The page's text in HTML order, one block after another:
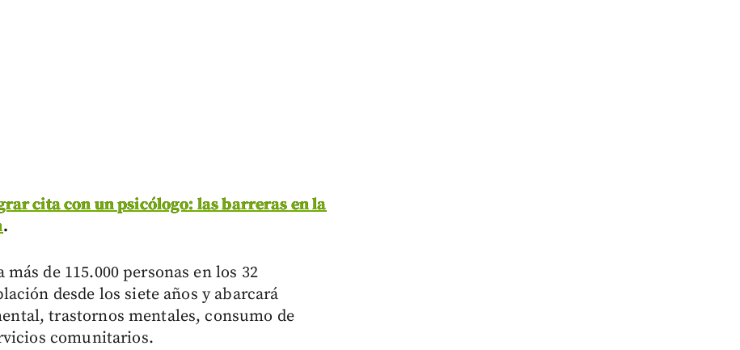
cita con un psicólogo: las barreras en la
.
de 115.000 personas en los 32
desde los siete años y abarcará
trastornos mentales, consumo de
comunitarios.